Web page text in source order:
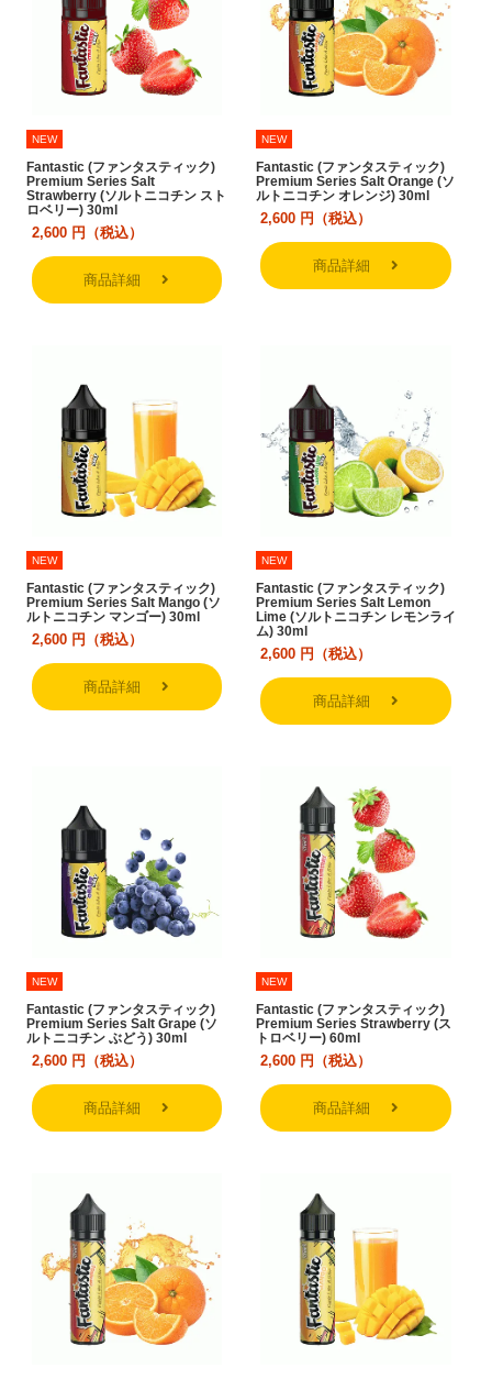
NEW
Fantastic (ファンタスティック)
Premium Series Salt
Strawberry (ソルトニコチン スト
ロベリー) 30ml
2,600 円（税込）
商品詳細
NEW
Fantastic (ファンタスティック)
Premium Series Salt Orange (ソ
ルトニコチン オレンジ) 30ml
2,600 円（税込）
商品詳細
NEW
Fantastic (ファンタスティック)
Premium Series Salt Mango (ソ
ルトニコチン マンゴー) 30ml
2,600 円（税込）
商品詳細
NEW
Fantastic (ファンタスティック)
Premium Series Salt Lemon
Lime (ソルトニコチン レモンライ
ム) 30ml
2,600 円（税込）
商品詳細
NEW
Fantastic (ファンタスティック)
Premium Series Salt Grape (ソ
ルトニコチン ぶどう) 30ml
2,600 円（税込）
商品詳細
NEW
Fantastic (ファンタスティック)
Premium Series Strawberry (ス
トロベリー) 60ml
2,600 円（税込）
商品詳細